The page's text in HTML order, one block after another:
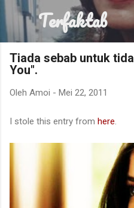
Langkau ke
Terfaktab
Tiada sebab untuk
You".
Oleh Amoi - Mei 22, 2011
I stole this entry from here.